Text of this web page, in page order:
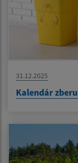
31.12.2025
Kalendár